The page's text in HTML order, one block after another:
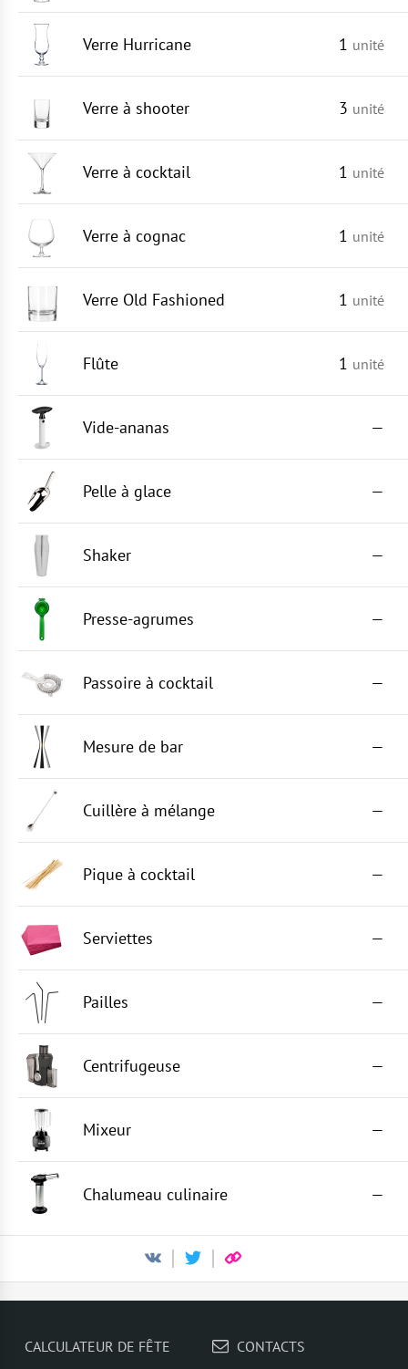
Verre Hurricane 1 unité
Verre à shooter 3 unité
Verre à cocktail 1 unité
Verre à cognac 1 unité
Verre Old Fashioned 1 unité
Flûte 1 unité
Vide-ananas —
Pelle à glace —
Shaker —
Presse-agrumes —
Passoire à cocktail —
Mesure de bar —
Cuillère à mélange —
Pique à cocktail —
Serviettes —
Pailles —
Centrifugeuse —
Mixeur —
Chalumeau culinaire —
CALCULATEUR DE FÊTE CONTACTS